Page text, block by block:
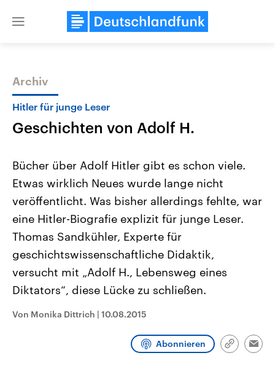
Close
Themen
Landtagswahl Sachsen-Anhalt
2026
Alle Informationen
Sachsen-Anhalt wählt am 6.
September 2026 einen neuen
Landtag. Seit 2021 wird das
Bundesland von einer Koalition aus
Umfragen, Prognosen,
und Hintergründe zu den Parteien
und Kandidaten der anstehenden
USA
Aktuelle Beiträge,
Hintergründe
Wirtschaftlich und
gehören die Vereinigten
den mächtigsten Ländern
mit großem Einfluss auf
Sendungen Programm
Archiv
Hitler für junge Leser
Geschichten von Adolf H.
Bücher über Adolf Hitler gibt es schon viele.
Etwas wirklich Neues wurde lange nicht
veröffentlicht. Was bisher allerdings fehlte, war
eine Hitler-Biografie explizit für junge Leser.
Thomas Sandkühler, Experte für
geschichtswissenschaftliche Didaktik,
versucht mit „Adolf H., Lebensweg eines
Diktators“, diese Lücke zu schließen.
Von Monika Dittrich | 10.08.2015
Abonnieren
Link